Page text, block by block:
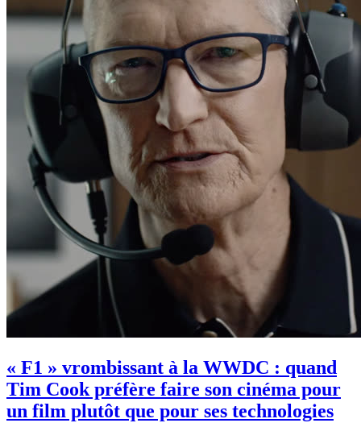
« F1 » vrombissant à la WWDC : quand
Tim Cook préfère faire son cinéma pour
un film plutôt que pour ses technologies